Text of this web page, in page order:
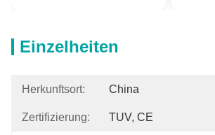
Einzelheiten
Herkunftsort: China
Zertifizierung: TUV, CE